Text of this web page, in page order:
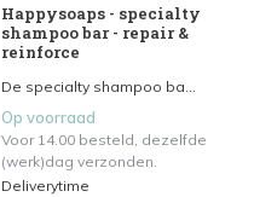
Happysoaps - specialty
shampoo bar - repair &
reinforce
De specialty shampoo ba...
Op voorraad
Voor 14.00 besteld, dezelfde
(werk)dag verzonden.
Deliverytime